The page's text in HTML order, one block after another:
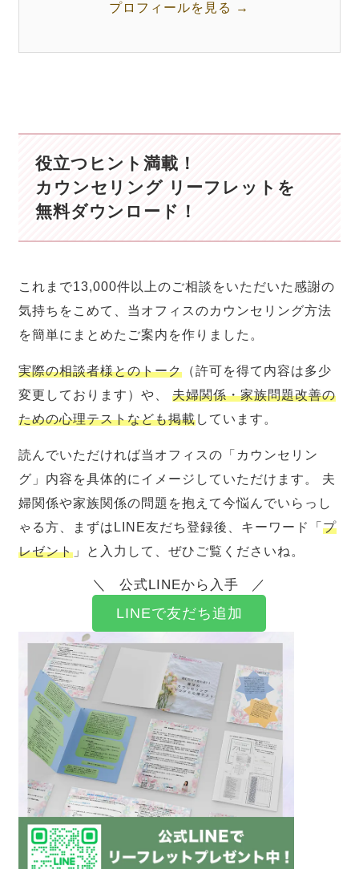
プロフィールを見る →
役立つヒント満載！
カウンセリング リーフレットを
無料ダウンロード！
これまで13,000件以上のご相談をいただいた感謝の
気持ちをこめて、当オフィスのカウンセリング方法
を簡単にまとめたご案内を作りました。
実際の相談者様とのトーク （許可を得て内容は多少
変更しております）や、夫婦関係・家族問題改善の
ための心理テストなども掲載しています。
読んでいただければ当オフィスの「カウンセリン
グ」内容を具体的にイメージしていただけます。 夫
婦関係や家族関係の問題を抱えて今悩んでいらっし
ゃる方、まずはLINE友だち登録後、キーワード「プ
レゼント 」と入力して、ぜひご覧くださいね。
公式LINEから入手
LINEで友だち追加